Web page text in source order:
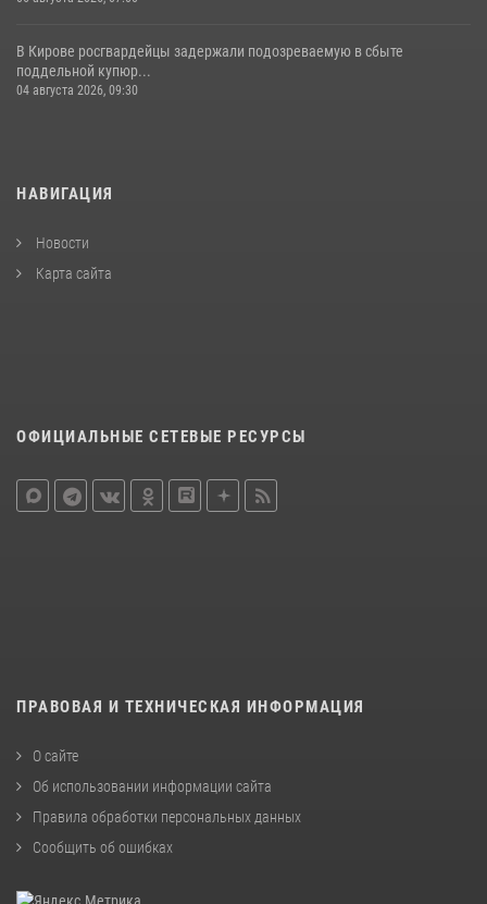
В Кирове росгвардейцы задержали подозреваемую в сбыте
поддельной купюр...
04 августа 2026, 09:30
НАВИГАЦИЯ
Новости
Карта сайта
ОФИЦИАЛЬНЫЕ СЕТЕВЫЕ РЕСУРСЫ
ПРАВОВАЯ И ТЕХНИЧЕСКАЯ ИНФОРМАЦИЯ
О сайте
Об использовании информации сайта
Правила обработки персональных данных
Сообщить об ошибках